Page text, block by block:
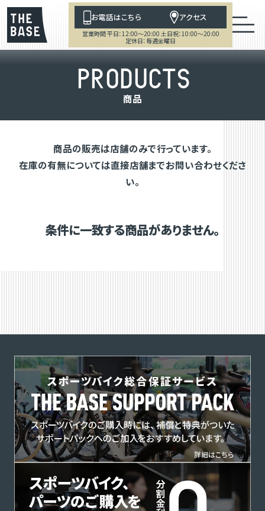
お電話はこちら アクセス
営業時間 平日：12:00～20:00 土日祝：10:00～20:00
定休日：毎週金曜日
PRODUCTS
商品
商品の販売は店舗のみで行っています。
在庫の有無については直接店舗までお問い合わせくださ
い。
条件に一致する商品がありません。